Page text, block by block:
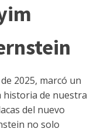
2025, marcó un
historia de nuestra
del nuevo
no solo